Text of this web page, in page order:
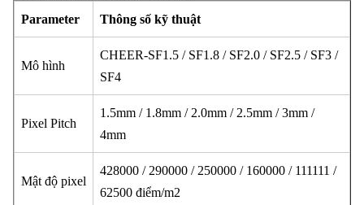
Parameter Thông số kỹ thuật
Mô hình
CHEER-SF1.5 / SF1.8 / SF2.0 / SF2.5 / SF3 /
SF4
Pixel Pitch
1.5mm / 1.8mm / 2.0mm / 2.5mm / 3mm /
4mm
Mật độ pixel
428000 / 290000 / 250000 / 160000 / 111111 /
62500 điểm/m2